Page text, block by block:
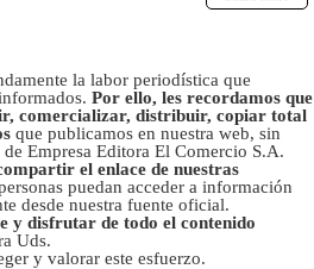
la labor periodística que
Por ello, les recordamos que
comercializar, distribuir, copiar total
que publicamos en nuestra web, sin
Empresa Editora El Comercio S.A.
el enlace de nuestras
puedan acceder a información
desde nuestra fuente oficial.
y disfrutar de todo el contenido
Uds.
y valorar este esfuerzo.